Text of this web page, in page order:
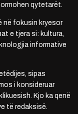
qytetarët.
në fokusin kryesor
e tjera si: kultura,
informative
sipas
i konsideruar
Kjo ka qenë
të redaksisë.